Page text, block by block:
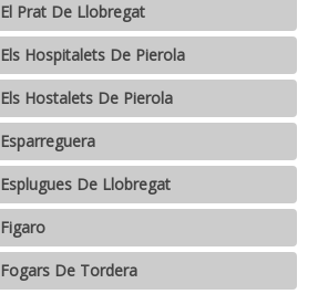
El Prat De Llobregat
Els Hospitalets De Pierola
Els Hostalets De Pierola
Esparreguera
Esplugues De Llobregat
Figaro
Fogars De Tordera